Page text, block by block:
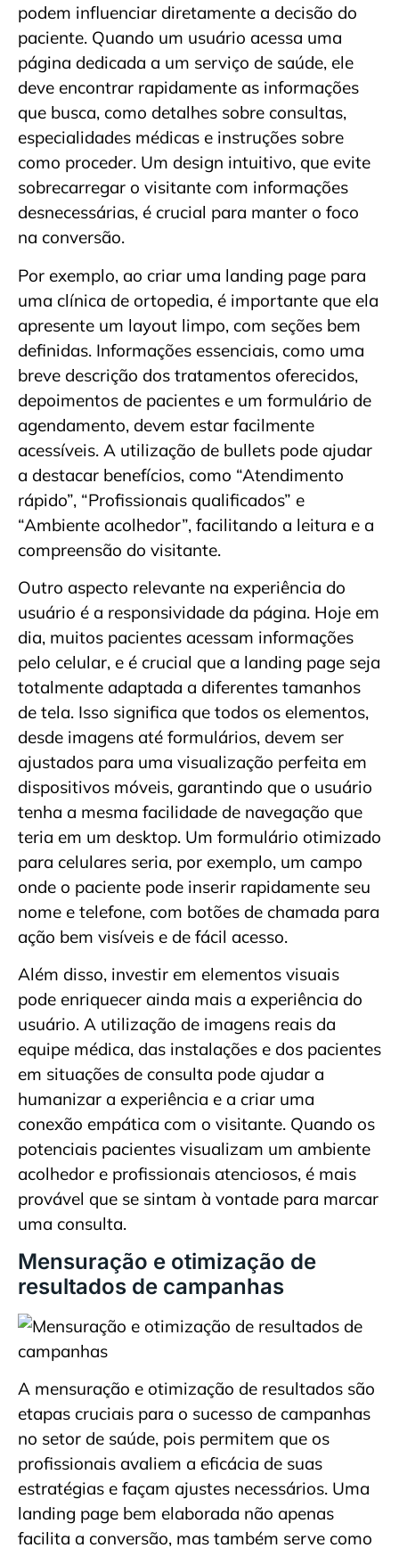
podem influenciar diretamente a decisão do
paciente. Quando um usuário acessa uma
página dedicada a um serviço de saúde, ele
deve encontrar rapidamente as informações
que busca, como detalhes sobre consultas,
especialidades médicas e instruções sobre
como proceder. Um design intuitivo, que evite
sobrecarregar o visitante com informações
desnecessárias, é crucial para manter o foco
na conversão.
Por exemplo, ao criar uma landing page para
uma clínica de ortopedia, é importante que ela
apresente um layout limpo, com seções bem
definidas. Informações essenciais, como uma
breve descrição dos tratamentos oferecidos,
depoimentos de pacientes e um formulário de
agendamento, devem estar facilmente
acessíveis. A utilização de bullets pode ajudar
a destacar benefícios, como “Atendimento
rápido”, “Profissionais qualificados” e
“Ambiente acolhedor”, facilitando a leitura e a
compreensão do visitante.
Outro aspecto relevante na experiência do
usuário é a responsividade da página. Hoje em
dia, muitos pacientes acessam informações
pelo celular, e é crucial que a landing page seja
totalmente adaptada a diferentes tamanhos
de tela. Isso significa que todos os elementos,
desde imagens até formulários, devem ser
ajustados para uma visualização perfeita em
dispositivos móveis, garantindo que o usuário
tenha a mesma facilidade de navegação que
teria em um desktop. Um formulário otimizado
para celulares seria, por exemplo, um campo
onde o paciente pode inserir rapidamente seu
nome e telefone, com botões de chamada para
ação bem visíveis e de fácil acesso.
Além disso, investir em elementos visuais
pode enriquecer ainda mais a experiência do
usuário. A utilização de imagens reais da
equipe médica, das instalações e dos pacientes
em situações de consulta pode ajudar a
humanizar a experiência e a criar uma
conexão empática com o visitante. Quando os
potenciais pacientes visualizam um ambiente
acolhedor e profissionais atenciosos, é mais
provável que se sintam à vontade para marcar
uma consulta.
Mensuração e otimização de
resultados de campanhas
A mensuração e otimização de resultados são
etapas cruciais para o sucesso de campanhas
no setor de saúde, pois permitem que os
profissionais avaliem a eficácia de suas
estratégias e façam ajustes necessários. Uma
landing page bem elaborada não apenas
facilita a conversão, mas também serve como